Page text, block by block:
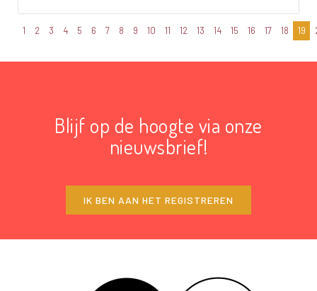
1 2 3 4 5 6 7 8 9 10 11 12 13 14 15 16 17 18 19
Blijf op de hoogte via onze
nieuwsbrief!
IK BEN AAN HET REGISTREREN